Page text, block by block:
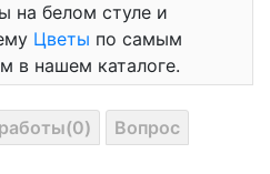
на белом стуле и
Цветы по самым
в нашем каталоге.
Вопрос